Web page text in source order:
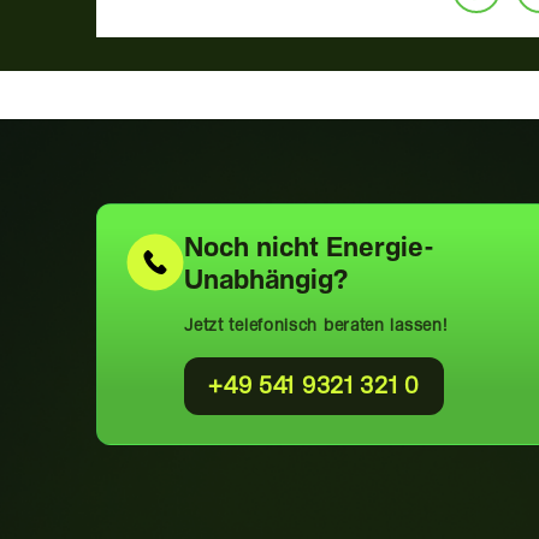
Noch nicht Energie-
Unabhängig?
Jetzt telefonisch beraten lassen!
+49 541 9321 321 0